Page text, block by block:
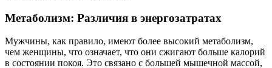
Метаболизм: Различия в энергозатратах
Мужчины, как правило, имеют более высокий метаболизм,
чем женщины, что означает, что они сжигают больше калорий
в состоянии покоя. Это связано с большей мышечной массой,